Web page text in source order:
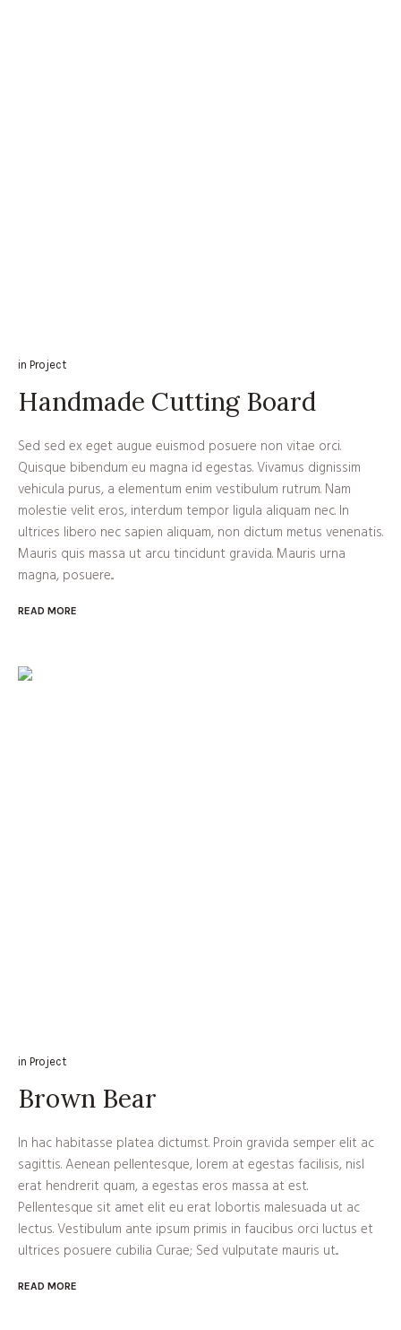
in Project
Handmade Cutting Board
Sed sed ex eget augue euismod posuere non vitae orci.
Quisque bibendum eu magna id egestas. Vivamus dignissim
vehicula purus, a elementum enim vestibulum rutrum. Nam
molestie velit eros, interdum tempor ligula aliquam nec. In
ultrices libero nec sapien aliquam, non dictum metus venenatis.
Mauris quis massa ut arcu tincidunt gravida. Mauris urna
magna, posuere...
READ MORE
in Project
Brown Bear
In hac habitasse platea dictumst. Proin gravida semper elit ac
sagittis. Aenean pellentesque, lorem at egestas facilisis, nisl
erat hendrerit quam, a egestas eros massa at est.
Pellentesque sit amet elit eu erat lobortis malesuada ut ac
lectus. Vestibulum ante ipsum primis in faucibus orci luctus et
ultrices posuere cubilia Curae; Sed vulputate mauris ut...
READ MORE